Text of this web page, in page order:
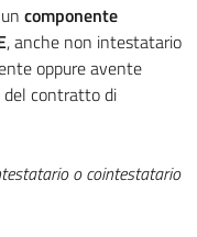
componente
, anche non intestatario
oppure avente
del contratto di
o cointestatario